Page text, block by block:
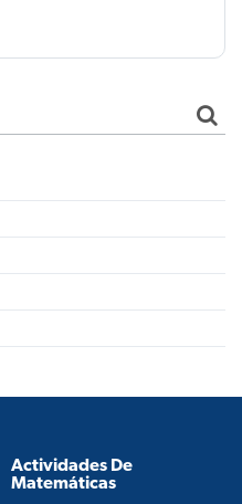
Actividades De
Matemáticas